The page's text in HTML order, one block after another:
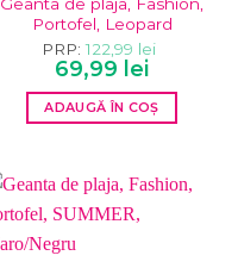
Geanta de plaja, Fashion,
Portofel, Leopard
PRP: 122,99 lei
Prețul
inițial
a
fost:
122,99 lei.
69,99 leiPrețul
curent
este:
69,99 lei.
ADAUGĂ ÎN COȘ